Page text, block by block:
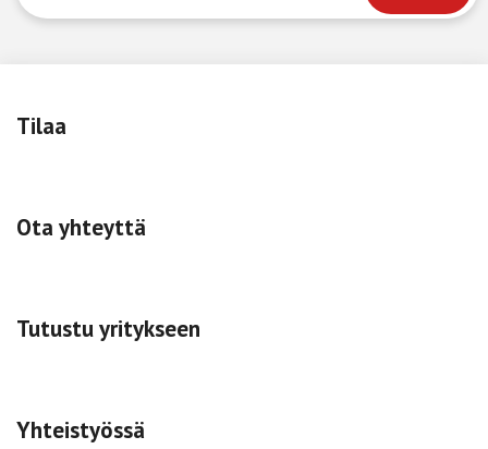
Tilaa
Ota yhteyttä
Tutustu yritykseen
Yhteistyössä